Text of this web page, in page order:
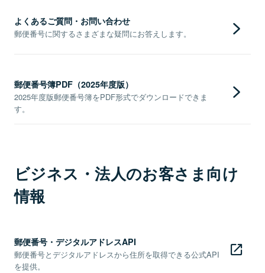
よくあるご質問・お問い合わせ
郵便番号に関するさまざまな疑問にお答えします。
郵便番号簿PDF（2025年度版）
2025年度版郵便番号簿をPDF形式でダウンロードできま
す。
ビジネス・法人のお客さま向け
情報
郵便番号・デジタルアドレスAPI
郵便番号とデジタルアドレスから住所を取得できる公式API
を提供。